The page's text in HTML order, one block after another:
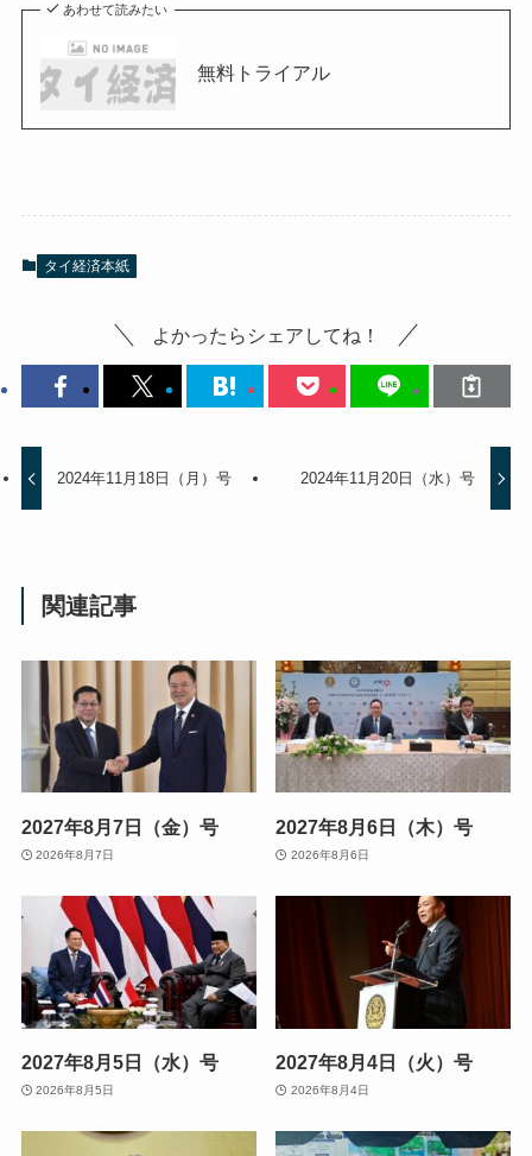
あわせて読みたい
無料トライアル
タイ経済本紙
よかったらシェアしてね！
2024年11月18日（月）号 2024年11月20日（水）号
関連記事
2027年8月7日（金）号
2026年8月7日
2027年8月6日（木）号
2026年8月6日
2027年8月5日（水）号
2026年8月5日
2027年8月4日（火）号
2026年8月4日